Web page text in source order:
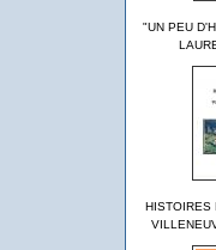
"UN PEU
HISTOIRES